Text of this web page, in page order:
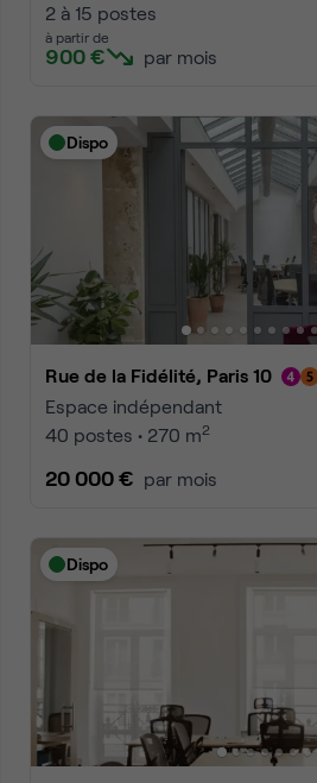
2 à 15 postes
à partir de
900 € par mois
Dispo
Rue de la Fidélité, Paris 10
Espace indépendant
40 postes • 270 m2
20 000 € par mois
Dispo